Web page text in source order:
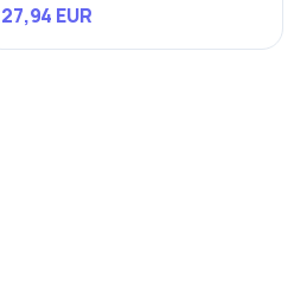
27,94 EUR